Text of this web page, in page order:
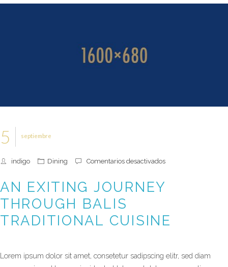
septiembre
5
indigo Dining Comentarios desactivadosen
traditional
cuisine
AN EXITING JOURNEY
THROUGH BALIS
TRADITIONAL CUISINE
Lorem ipsum dolor sit amet, consetetur sadipscing elitr, sed diam